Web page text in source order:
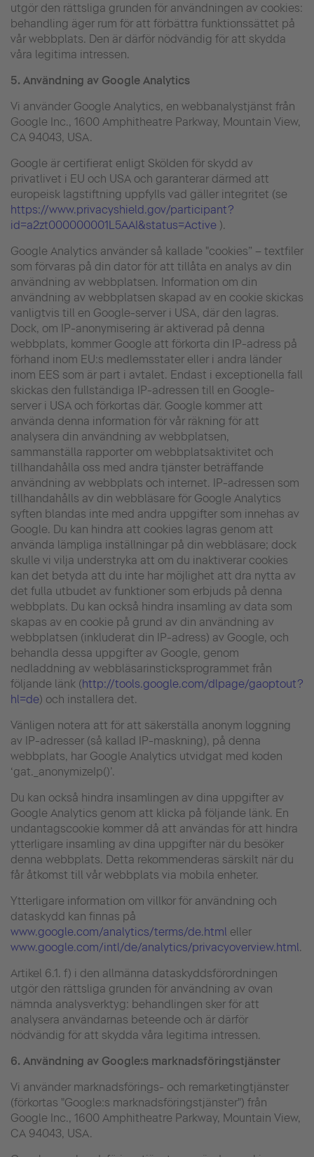
utgör den rättsliga grunden för användningen av cookies:
behandling äger rum för att förbättra funktionssättet på
vår webbplats. Den är därför nödvändig för att skydda
våra legitima intressen.
5. Användning av Google Analytics
Vi använder Google Analytics, en webbanalystjänst från
Google Inc., 1600 Amphitheatre Parkway, Mountain View,
CA 94043, USA.
Google är certifierat enligt Skölden för skydd av
privatlivet i EU och USA och garanterar därmed att
europeisk lagstiftning uppfylls vad gäller integritet (se
https://www.privacyshield.gov/participant?
id=a2zt000000001L5AAI&status=Active ).
Google Analytics använder så kallade "cookies” – textfiler
som förvaras på din dator för att tillåta en analys av din
användning av webbplatsen. Information om din
användning av webbplatsen skapad av en cookie skickas
vanligtvis till en Google-server i USA, där den lagras.
Dock, om IP-anonymisering är aktiverad på denna
webbplats, kommer Google att förkorta din IP-adress på
förhand inom EU:s medlemsstater eller i andra länder
inom EES som är part i avtalet. Endast i exceptionella fall
skickas den fullständiga IP-adressen till en Google-
server i USA och förkortas där. Google kommer att
använda denna information för vår räkning för att
analysera din användning av webbplatsen,
sammanställa rapporter om webbplatsaktivitet och
tillhandahålla oss med andra tjänster beträffande
användning av webbplats och internet. IP-adressen som
tillhandahålls av din webbläsare för Google Analytics
syften blandas inte med andra uppgifter som innehas av
Google. Du kan hindra att cookies lagras genom att
använda lämpliga inställningar på din webbläsare; dock
skulle vi vilja understryka att om du inaktiverar cookies
kan det betyda att du inte har möjlighet att dra nytta av
det fulla utbudet av funktioner som erbjuds på denna
webbplats. Du kan också hindra insamling av data som
skapas av en cookie på grund av din användning av
webbplatsen (inkluderat din IP-adress) av Google, och
behandla dessa uppgifter av Google, genom
nedladdning av webbläsarinsticksprogrammet från
följande länk (http://tools.google.com/dlpage/gaoptout?
hl=de) och installera det.
Vänligen notera att för att säkerställa anonym loggning
av IP-adresser (så kallad IP-maskning), på denna
webbplats, har Google Analytics utvidgat med koden
‘gat._anonymizeIp()’.
Du kan också hindra insamlingen av dina uppgifter av
Google Analytics genom att klicka på följande länk. En
undantagscookie kommer då att användas för att hindra
ytterligare insamling av dina uppgifter när du besöker
denna webbplats. Detta rekommenderas särskilt när du
får åtkomst till vår webbplats via mobila enheter.
Ytterligare information om villkor för användning och
dataskydd kan finnas på
www.google.com/analytics/terms/de.html eller
www.google.com/intl/de/analytics/privacyoverview.html.
Artikel 6.1. f) i den allmänna dataskyddsförordningen
utgör den rättsliga grunden för användning av ovan
nämnda analysverktyg: behandlingen sker för att
analysera användarnas beteende och är därför
nödvändig för att skydda våra legitima intressen.
6. Användning av Google:s marknadsföringstjänster
Vi använder marknadsförings- och remarketingtjänster
(förkortas "Google:s marknadsföringstjänster") från
Google Inc., 1600 Amphitheatre Parkway, Mountain View,
CA 94043, USA.